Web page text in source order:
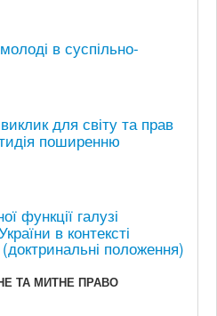
в суспільно-
для світу та прав
поширенню
функції галузі
в контексті
(доктринальні положення)
ТА МИТНЕ ПРАВО